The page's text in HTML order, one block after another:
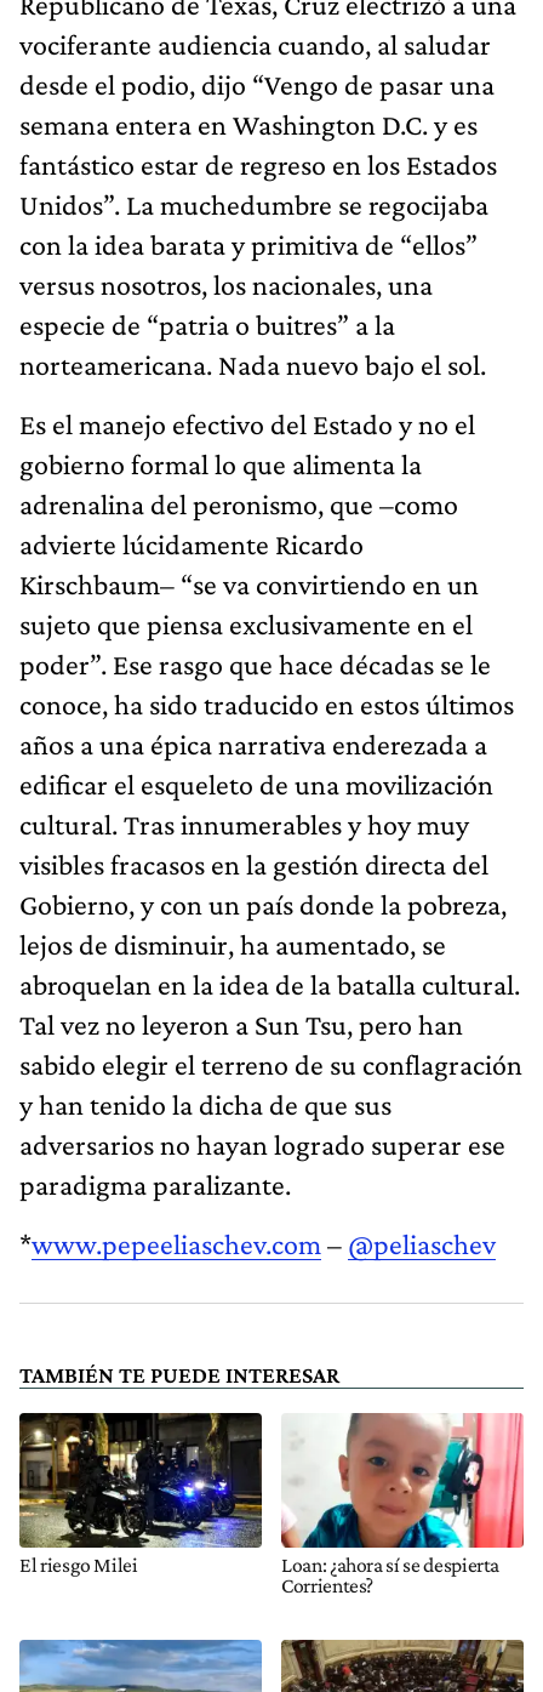
vociferante audiencia cuando, al saludar
desde el podio, dijo “Vengo de pasar una
semana entera en Washington D.C. y es
fantástico estar de regreso en los Estados
Unidos”. La muchedumbre se regocijaba
con la idea barata y primitiva de “ellos”
versus nosotros, los nacionales, una
especie de “patria o buitres” a la
norteamericana. Nada nuevo bajo el sol.
Es el manejo efectivo del Estado y no el
gobierno formal lo que alimenta la
adrenalina del peronismo, que –como
advierte lúcidamente Ricardo
Kirschbaum– “se va convirtiendo en un
sujeto que piensa exclusivamente en el
poder”. Ese rasgo que hace décadas se le
conoce, ha sido traducido en estos últimos
años a una épica narrativa enderezada a
edificar el esqueleto de una movilización
cultural. Tras innumerables y hoy muy
visibles fracasos en la gestión directa del
Gobierno, y con un país donde la pobreza,
lejos de disminuir, ha aumentado, se
abroquelan en la idea de la batalla cultural.
Tal vez no leyeron a Sun Tsu, pero han
sabido elegir el terreno de su conflagración
y han tenido la dicha de que sus
adversarios no hayan logrado superar ese
paradigma paralizante.
*www.pepeeliaschev.com – @peliaschev
TAMBIÉN TE PUEDE INTERESAR
El riesgo Milei
Loan: ¿ahora sí se despierta
Corrientes?